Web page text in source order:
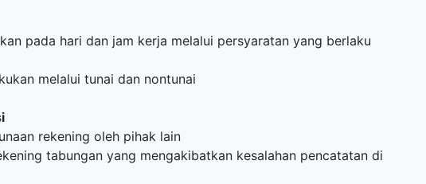
pada hari dan jam kerja melalui persyaratan yang berlaku
melalui tunai dan nontunai
rekening oleh pihak lain
tabungan yang mengakibatkan kesalahan pencatatan di